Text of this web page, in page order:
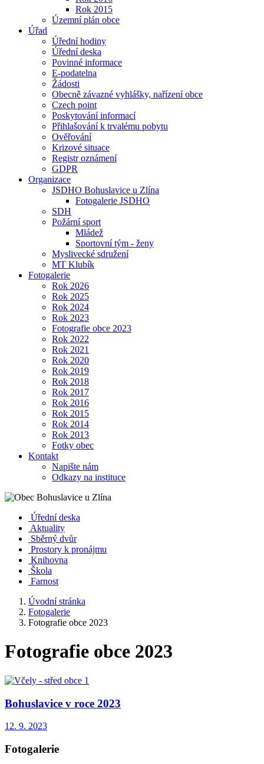
Rok 2015
Územní plán obce
Úřad
Úřední hodiny
Úřední deska
Povinné informace
E-podatelna
Žádosti
Obecně závazné vyhlášky, nařízení obce
Czech point
Poskytování informací
Přihlašování k trvalému pobytu
Ověřování
Krizové situace
Registr oznámení
GDPR
Organizace
JSDHO Bohuslavice u Zlína
Fotogalerie JSDHO
SDH
Požární sport
Mládež
Sportovní tým - ženy
Myslivecké sdružení
MT Klubík
Fotogalerie
Rok 2026
Rok 2025
Rok 2024
Rok 2023
Fotografie obce 2023
Rok 2022
Rok 2021
Rok 2020
Rok 2019
Rok 2018
Rok 2017
Rok 2016
Rok 2015
Rok 2014
Rok 2013
Fotky obec
Kontakt
Napište nám
Odkazy na instituce
Úřední deska
Aktuality
Sběrný dvůr
Prostory k pronájmu
Knihovna
Škola
Farnost
Úvodní stránka
Fotogalerie
Fotografie obce 2023
Fotografie obce 2023
Bohuslavice v roce 2023
12. 9. 2023
Fotogalerie